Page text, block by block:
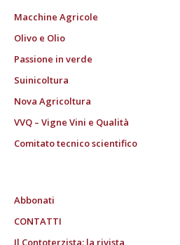
Macchine Agricole
Olivo e Olio
Passione in verde
Suinicoltura
Nova Agricoltura
VVQ – Vigne Vini e Qualità
Comitato tecnico scientifico
Abbonati
CONTATTI
Il Contoterzista: la rivista